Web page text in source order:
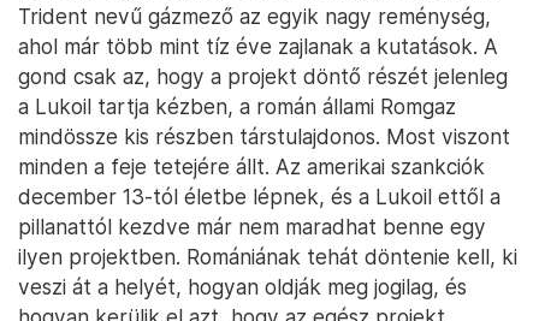
Trident nevű gázmező az egyik nagy reménység,
ahol már több mint tíz éve zajlanak a kutatások. A
gond csak az, hogy a projekt döntő részét jelenleg
a Lukoil tartja kézben, a román állami Romgaz
mindössze kis részben társtulajdonos. Most viszont
minden a feje tetejére állt. Az amerikai szankciók
december 13-tól életbe lépnek, és a Lukoil ettől a
pillanattól kezdve már nem maradhat benne egy
ilyen projektben. Romániának tehát döntenie kell, ki
veszi át a helyét, hogyan oldják meg jogilag, és